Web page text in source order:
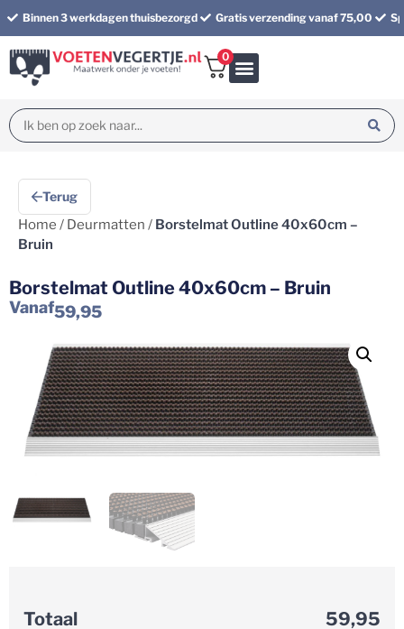
Binnen 3 werkdagen thuisbezorgd Gratis verzending vanaf 75,00
0
Terug
Home / Deurmatten / Borstelmat Outline 40x60cm –
Bruin
Borstelmat Outline 40x60cm – Bruin
Vanaf59,95
Totaal 59,95